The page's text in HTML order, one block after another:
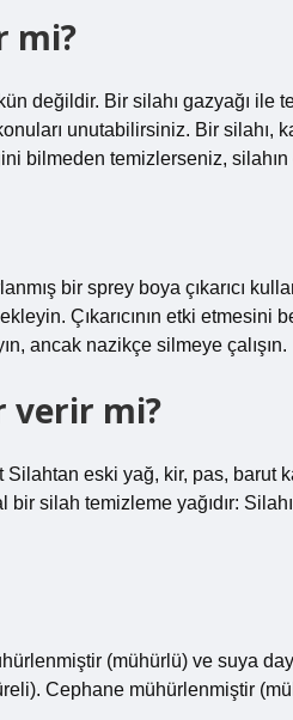
mi?
değildir. Bir silahı gazyağı ile
unutabilirsiniz. Bir silahı,
bilmeden temizlerseniz,
bir sprey boya çıkarıcı
Çıkarıcının etki etmesini
ancak nazikçe silmeye çalışın.
verir mi?
eski yağ, kir, pas, barut
silah temizleme yağıdır:
(mühürlü) ve suya
Cephane mühürlenmiştir